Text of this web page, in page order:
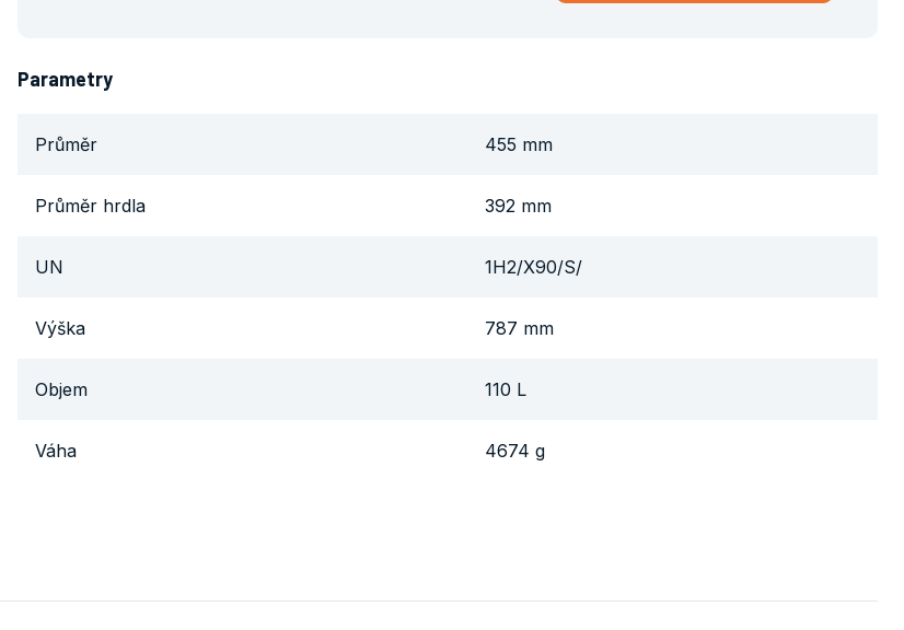
Parametry
Průměr 455 mm
Průměr hrdla 392 mm
UN 1H2/X90/S/
Výška 787 mm
Objem 110 L
Váha 4674 g